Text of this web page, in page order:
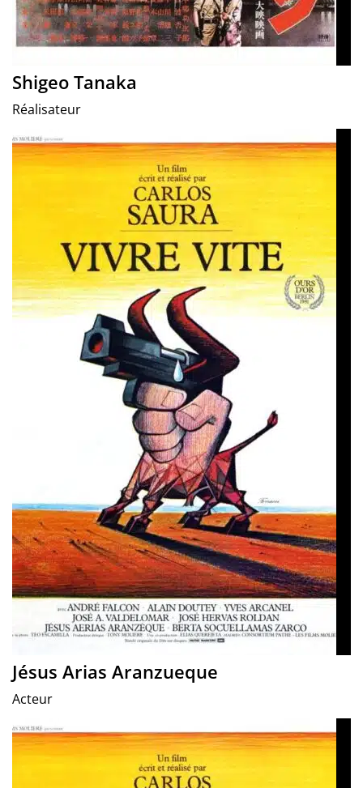
Shigeo Tanaka
Réalisateur
Jésus Arias Aranzueque
Acteur